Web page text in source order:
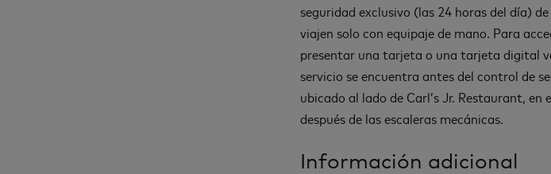
seguridad exclusivo (las 24 horas del día)
viajen solo con equipaje de mano. Para
presentar una tarjeta o una tarjeta digital
servicio se encuentra antes del control de
ubicado al lado de Carl’s Jr. Restaurant,
después de las escaleras mecánicas.
Información adicional